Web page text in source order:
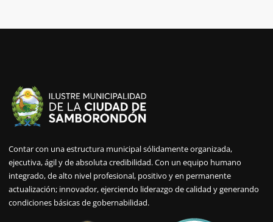
Contar con una estructura municipal sólidamente organizada,
ejecutiva, ágil y de absoluta credibilidad. Con un equipo humano
integrado, de alto nivel profesional, positivo y en permanente
actualización; innovador, ejerciendo liderazgo de calidad y generando
condiciones básicas de gobernabilidad.